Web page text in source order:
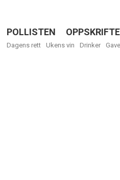
Menu
POLLISTEN
Dagens rett Ukens vin Drinker